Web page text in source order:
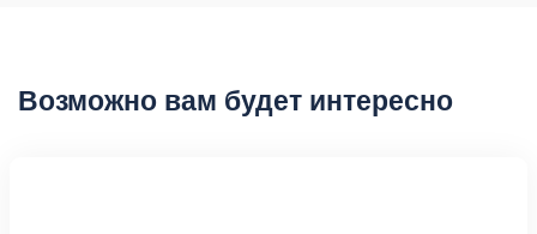
Возможно вам будет интересно